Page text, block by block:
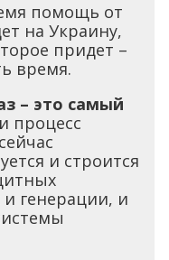
помощь от
на Украину,
придет –
время.
– это самый
процесс
и строится
генерации, и